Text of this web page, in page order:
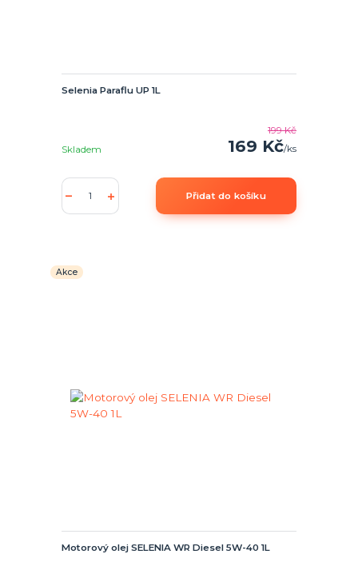
Selenia Paraflu UP 1L
199 Kč
169 Kč/ks
Skladem
Přidat do košíku
Akce
Motorový olej SELENIA WR Diesel 5W-40 1L